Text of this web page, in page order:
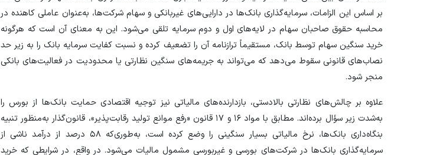
بر اساس این الزامات، سرمایه‌گذاری بانک‌ها در دارایی‌های غیربانکی و سهام شرکت‌ها، به‌عنوان عاملی کاهنده در
محاسبه حقوق صاحبان سهام در لایه‌های اول و دوم سرمایه تلقی می‌شود. این به معنای آن است که هرگونه
خرید سنگین سهام توسط بانک، مستقیماً ترازنامه آن را تضعیف کرده و نسبت کفایت سرمایه بانک را به زیر حد
نصاب‌های قانونی سقوط می‌دهد که می‌تواند به جریمه‌های سنگین نظارتی یا محدودیت در فعالیت‌های بانکی
منجر شود.
علاوه بر چالش‌های نظارتی بالادستی، بازدارنده‌های مالیاتی نیز توجیه اقتصادی حمایت بانک‌ها از بورس را
به‌شدت زیر سؤال برده‌اند. مطابق با مواد ۱۶ و ۱۷ قانون «رفع موانع تولید رقابت‌پذیر»، قانون‌گذار به‌منظور تنبیه
بنگاه‌داری بانک‌ها، نرخ مالیاتی بسیار سنگینی را وضع کرده است، به‌طوری‌که ۵۸ درصد از درآمد ناشی از
سرمایه‌گذاری بانک‌ها در شرکت‌های بورسی و غیربورسی مشمول مالیات می‌شود. در واقع، در شرایطی که خرید